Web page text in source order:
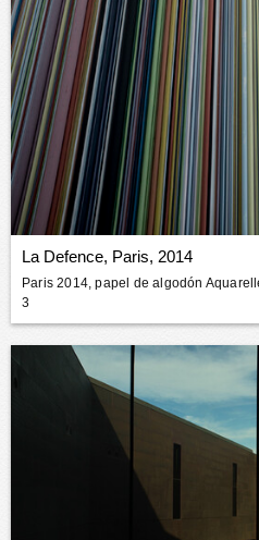
La Defence, Paris, 2014
Paris 2014, papel de algodón
3